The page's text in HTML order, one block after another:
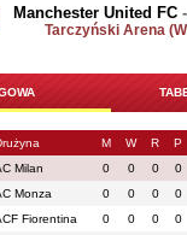
Manchester United FC
Tarczyński Arena
M W R P
Milan 0 0 0 0
Monza 0 0 0 0
Fiorentina 0 0 0 0